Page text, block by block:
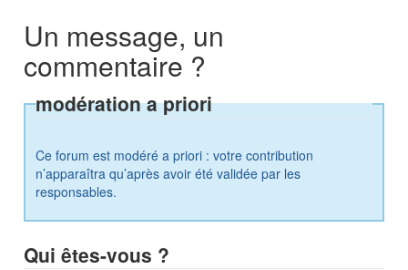
Un message, un
commentaire ?
modération a priori
Ce forum est modéré a priori : votre contribution
n’apparaîtra qu’après avoir été validée par les
responsables.
Qui êtes-vous ?